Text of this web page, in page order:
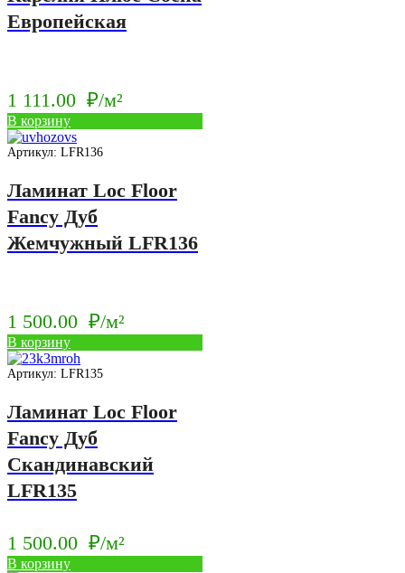
м².
Европейская
1 111.00 ₽/м²
В корзину
Артикул: LFR136
Ламинат Loc Floor
Fancy Дуб
Жемчужный LFR136
1 500.00 ₽/м²
В корзину
Артикул: LFR135
Ламинат Loc Floor
Fancy Дуб
Скандинавский
LFR135
1 500.00 ₽/м²
В корзину